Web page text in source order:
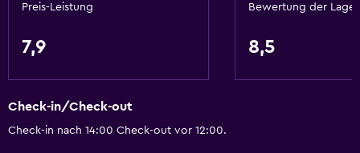
Preis-Leistung
7,9
Bewertung der Lage
8,5
Check-in/Check-out
Check-in nach 14:00 Check-out vor 12:00.